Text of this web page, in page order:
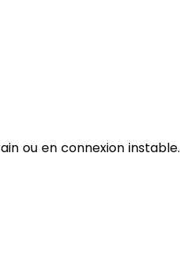
ou en connexion instable.